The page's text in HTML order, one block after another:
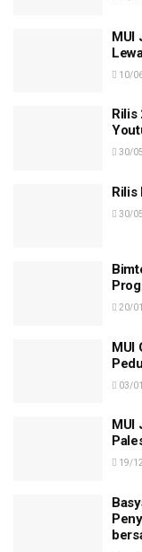
MUI
10/
Rilis
30/
Rilis
30/
20/
MUI
03/
MUI
19/